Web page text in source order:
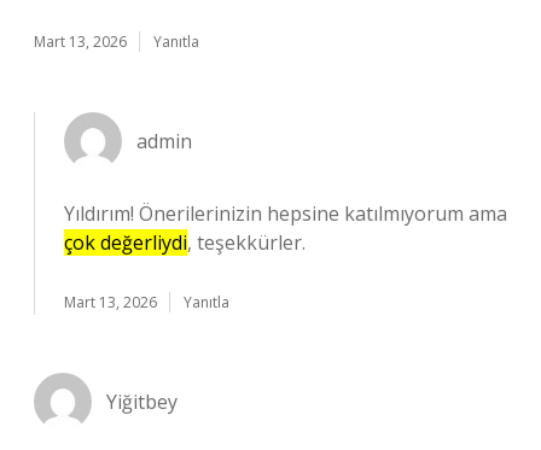
Mart 13, 2026 Yanıtla
admin
Yıldırım! Önerilerinizin hepsine katılmıyorum ama
çok değerliydi, teşekkürler.
Mart 13, 2026 Yanıtla
Yiğitbey